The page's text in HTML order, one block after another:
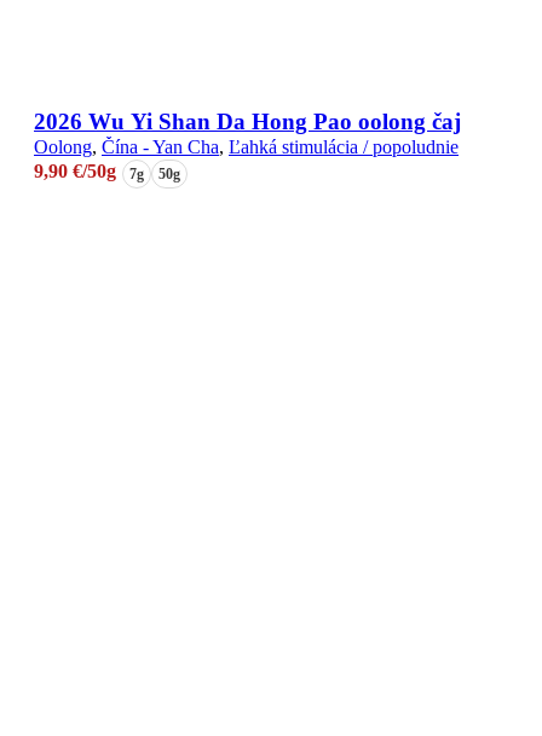
2026 Wu Yi Shan Da Hong Pao oolong čaj
Oolong, Čína - Yan Cha, Ľahká stimulácia / popoludnie
9,90 €/50g 7g 50g